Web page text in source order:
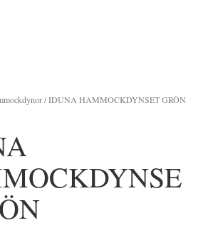
/ IDUNA HAMMOCKDYNSET GRÖN